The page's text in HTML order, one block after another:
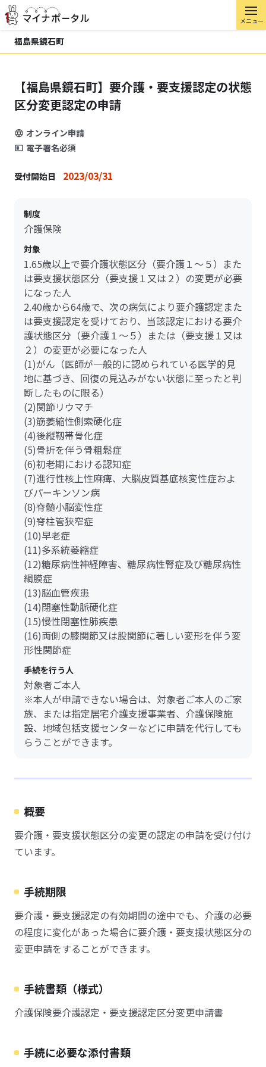
メニュー
福島県鏡石町
【福島県鏡石町】要介護・要支援認定の状態
区分変更認定の申請
オンライン申請
電子署名必須
受付開始日 2023/03/31
制度
介護保険
対象
1.65歳以上で要介護状態区分（要介護１～５）また
は要支援状態区分（要支援１又は２）の変更が必要
になった人
2.40歳から64歳で、次の病気により要介護認定また
は要支援認定を受けており、当該認定における要介
護状態区分（要介護１～５）または（要支援１又は
２）の変更が必要になった人
(1)がん（医師が一般的に認められている医学的見
地に基づき、回復の見込みがない状態に至ったと判
断したものに限る）
(2)関節リウマチ
(3)筋萎縮性側索硬化症
(4)後縦靱帯骨化症
(5)骨折を伴う骨粗鬆症
(6)初老期における認知症
(7)進行性核上性麻痺、大脳皮質基底核変性症およ
びパーキンソン病
(8)脊髄小脳変性症
(9)脊柱管狭窄症
(10)早老症
(11)多系統萎縮症
(12)糖尿病性神経障害、糖尿病性腎症及び糖尿病性
網膜症
(13)脳血管疾患
(14)閉塞性動脈硬化症
(15)慢性閉塞性肺疾患
(16)両側の膝関節又は股関節に著しい変形を伴う変
形性関節症
手続を行う人
対象者ご本人
※本人が申請できない場合は、対象者ご本人のご家
族、または指定居宅介護支援事業者、介護保険施
設、地域包括支援センターなどに申請を代行しても
らうことができます。
概要
要介護・要支援状態区分の変更の認定の申請を受け付け
ています。
手続期限
要介護・要支援認定の有効期間の途中でも、介護の必要
の程度に変化があった場合に要介護・要支援状態区分の
変更申請をすることができます。
手続書類（様式）
介護保険要介護認定・要支援認定区分変更申請書
手続に必要な添付書類